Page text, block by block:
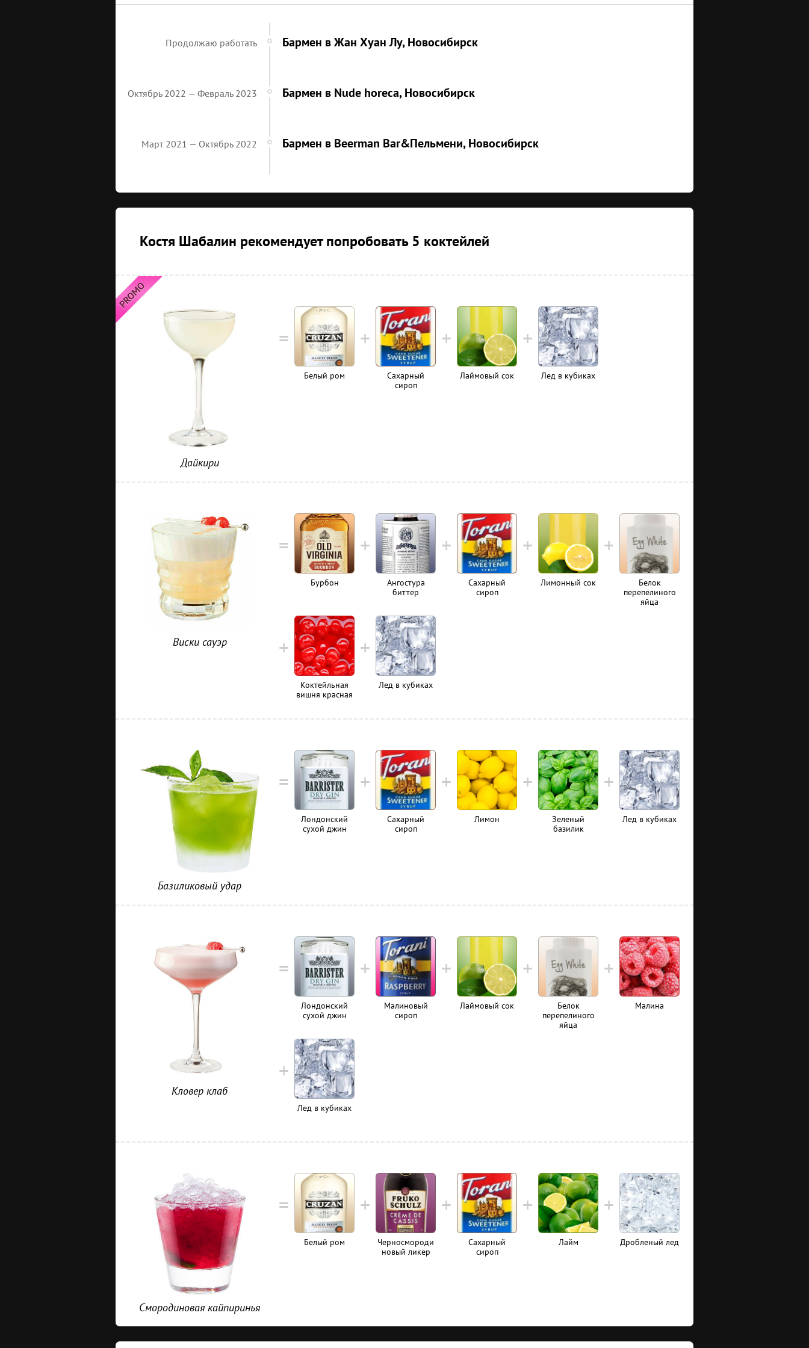
Продолжаю работать Бармен в Жан Хуан Лу, Новосибирск
Октябрь 2022 — Февраль 2023 Бармен в Nude horeca, Новосибирск
Март 2021 — Октябрь 2022 Бармен в Beerman Bar&Пельмени, Новосибирск
Костя Шабалин рекомендует попробовать 5 коктейлей
Дайкири
Белый ром
Сахарный
сироп
Лаймовый сок Лед в кубиках
Виски сауэр
Бурбон
Ангостура
биттер
Сахарный
сироп
Лимонный сок
Белок
перепелиного
яйца
Коктейльная
вишня красная
Лед в кубиках
Базиликовый удар
Лондонский
сухой джин
Сахарный
сироп
Лимон
Зеленый
базилик
Лед в кубиках
Кловер клаб
Лондонский
сухой джин
Малиновый
сироп
Лаймовый сок
Белок
перепелиного
яйца
Малина
Лед в кубиках
Смородиновая кайпиринья
Белый ром
Черносмороди
новый ли­кер
Сахарный
сироп
Лайм Дробленый лед